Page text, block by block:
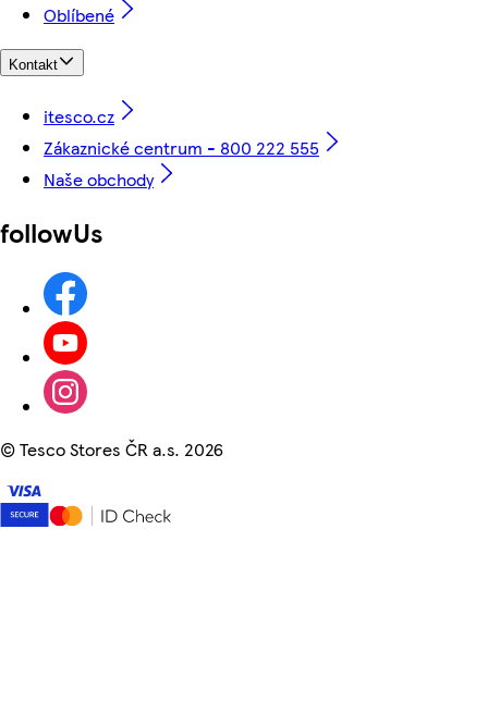
Oblíbené
Kontakt
itesco.cz
Zákaznické centrum - 800 222 555
Naše obchody
followUs
©Tesco Stores ČR a.s. 2026